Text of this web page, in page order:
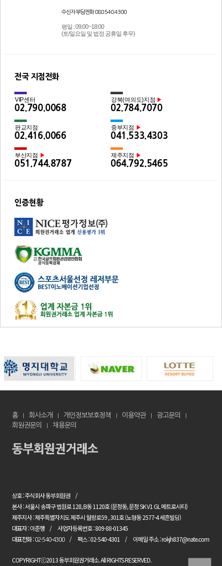
수신자 부담전화 080.540.4300
평일 : 09:00~18:00
(토/일요일 및 법정 공휴일 후무)
전국 지점전화
VIP센터
02.790.0068
강북(여의도)지점 ▶
02.784.7070
판교지점
02.416.0066
중부지점 ▶
041.533.4303
부산지점 ▶
051.744.8787
제주지점 ▶
064.792.5465
인증현황
홈 회사소개 개인정보보호정책 이용약관
광고문의
회원권문의
채용문의
상호 : 주식회사 동부회원권
본사 : 서울시 송파구 법원로 128, B동 1120호 (문정동, 문정 SK V1 GL 메트로시티)
제주지사 : 제주특별자치도 제주시 월랑로59 , 301호 (노형동 2577-4 세흔빌딩)
대표자 : 이준행
사업자등록번호 : 809-88-01345
대표전화 :02-540-4300 팩스 : 02-540-4301 이메일 주소 : rokjh837@nate.com
COPYRIGHTⓒ2013 동부회원권거래소. All RIGHTS RESERVED.